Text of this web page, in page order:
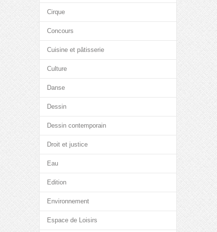
Cirque
Concours
Cuisine et pâtisserie
Culture
Danse
Dessin
Dessin contemporain
Droit et justice
Eau
Edition
Environnement
Espace de Loisirs